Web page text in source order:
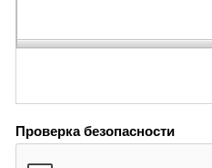
Проверка безопасности